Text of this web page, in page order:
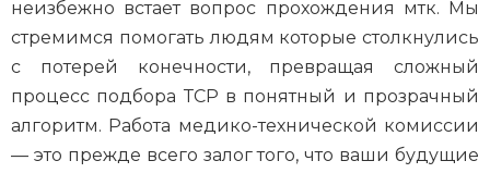
неизбежно встает вопрос прохождения мтк. Мы
стремимся помогать людям которые столкнулись
с потерей конечности, превращая сложный
процесс подбора ТСР в понятный и прозрачный
алгоритм. Работа медико-технической комиссии
— это прежде всего залог того, что ваши будущие